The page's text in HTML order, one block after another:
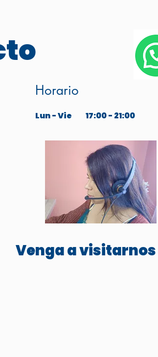
Horario
Lun - Vie 17:00 - 21:00
Venga a visitarnos